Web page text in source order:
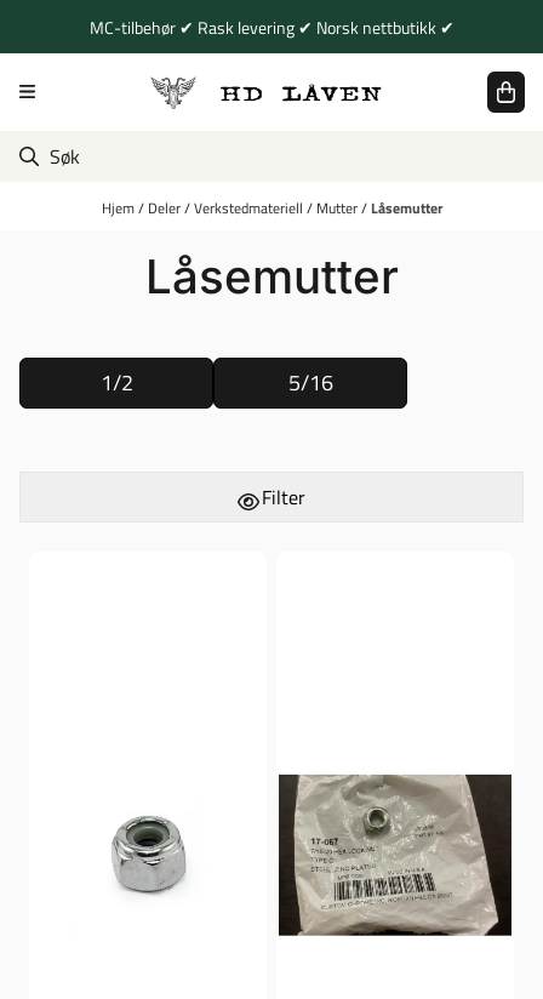
Hopp til innholdMC-tilbehør ✔ Rask levering ✔ Norsk nettbutikk ✔
Hjem/ Deler/Verkstedmateriell / Mutter/ Låsemutter
Låsemutter
1/2 5/16
Filter